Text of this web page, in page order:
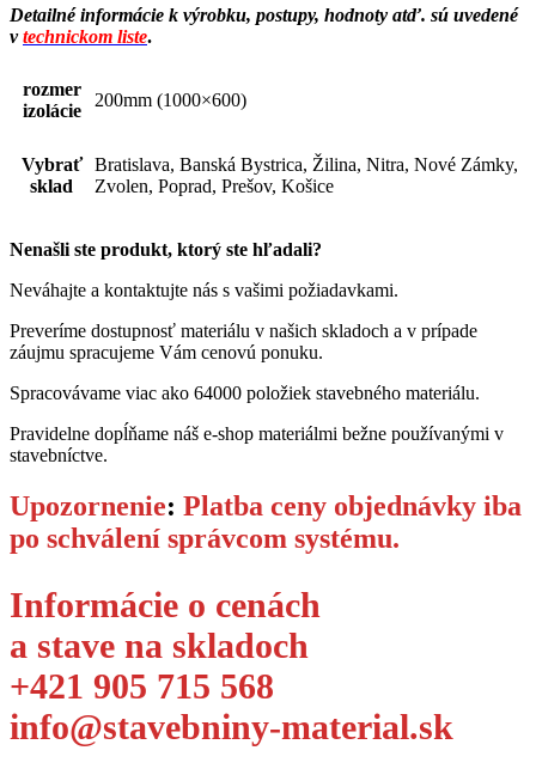
Detailné informácie k výrobku, postupy, hodnoty atď. sú uvedené
vtechnickom liste.
rozmer
izolácie
200mm (1000×600)
Vybrať
sklad
Bratislava, Banská Bystrica, Žilina, Nitra, Nové Zámky,
Zvolen, Poprad, Prešov, Košice
Nenašli ste produkt, ktorý ste hľadali?
Neváhajte a kontaktujte nás s vašimi požiadavkami.
Preveríme dostupnosť materiálu v našich skladoch a v prípade
záujmu spracujeme Vám cenovú ponuku.
Spracovávame viac ako 64000 položiek stavebného materiálu.
Pravidelne dopĺňame náš e-shop materiálmi bežne používanými v
stavebníctve.
Upozornenie: Platba ceny objednávky iba
po schválení správcom systému.
Informácie o cenách
a stave na skladoch
+421 905 715 568
info@stavebniny-material.sk